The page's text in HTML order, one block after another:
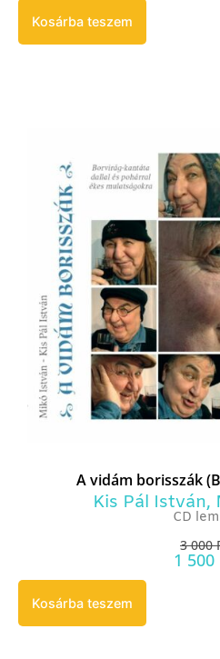
Kosárba teszem
A vidám borisszák
Kis Pál István,
CD
3 000
1 500
Kosárba teszem